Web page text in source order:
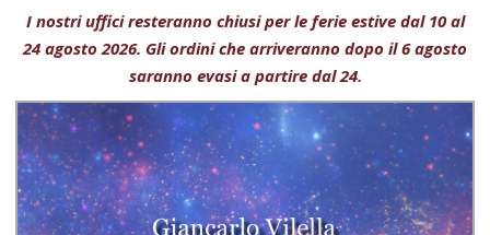
I nostri uffici resteranno chiusi per le ferie estive dal 10 al
24 agosto 2026. Gli ordini che arriveranno dopo il 6 agosto
saranno evasi a partire dal 24.